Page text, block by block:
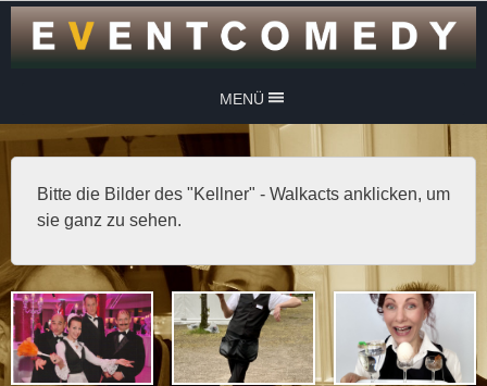
MENÜ
Bitte die Bilder des "Kellner" - Walkacts anklicken, um
sie ganz zu sehen.